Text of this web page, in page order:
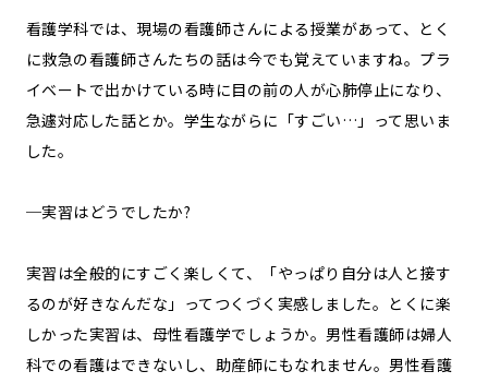
看護学科では、現場の看護師さんによる授業があって、とく
に救急の看護師さんたちの話は今でも覚えていますね。プラ
イベートで出かけている時に目の前の人が心肺停止になり、
急遽対応した話とか。学生ながらに「すごい…」って思いま
した。
─実習はどうでしたか?
実習は全般的にすごく楽しくて、「やっぱり自分は人と接す
るのが好きなんだな」ってつくづく実感しました。とくに楽
しかった実習は、母性看護学でしょうか。男性看護師は婦人
科での看護はできないし、助産師にもなれません。男性看護